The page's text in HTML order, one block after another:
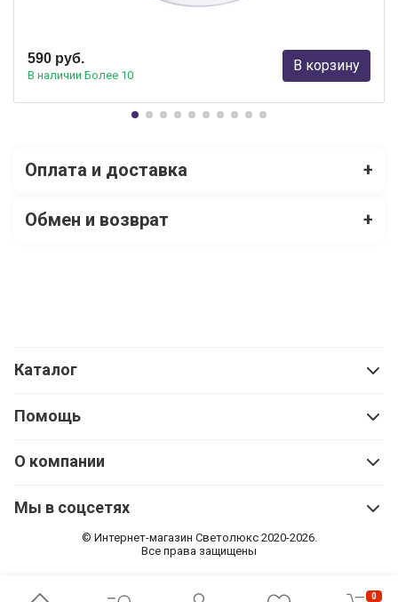
590 руб.
В наличии Более 10
В корзину
Оплата и доставка +
Обмен и возврат +
0
Каталог
Помощь
О компании
Мы в соцсетях
© Интернет-магазин Cветолюкс 2020-2026.
Все права защищены